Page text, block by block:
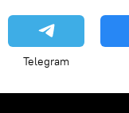
Telegram